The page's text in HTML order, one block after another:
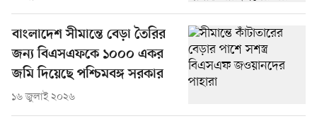
বাংলাদেশ সীমান্তে বেড়া তৈরির
জন্য বিএসএফকে ১০০০ একর
জমি দিয়েছে পশ্চিমবঙ্গ সরকার
১৬ জুলাই ২০২৬